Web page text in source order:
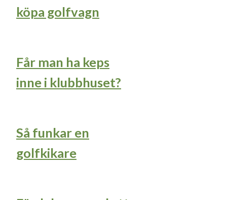
köpa golfvagn
Får man ha keps
inne i klubbhuset?
Så funkar en
golfkikare